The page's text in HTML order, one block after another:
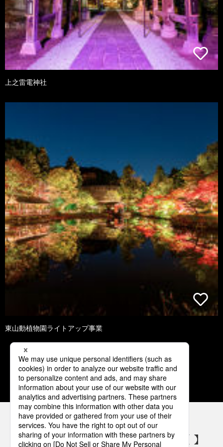
上之雷電神社
東山動植物園ライトアップ事業
1 2 3 4 5
パナソニックの電気設備 SNSアカウント